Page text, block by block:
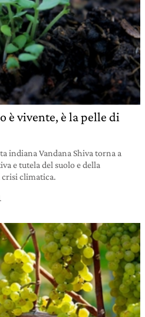
è vivente, è la pelle di
indiana Vandana Shiva torna a
e tutela del suolo e della
climatica.